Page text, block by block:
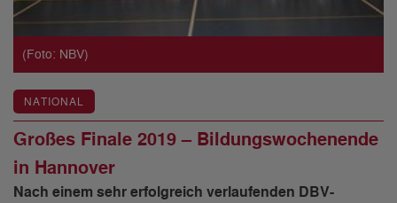
(Foto: NBV)
NATIONAL
Großes Finale 2019 – Bildungswochenende
in Hannover
Nach einem sehr erfolgreich verlaufenden DBV-